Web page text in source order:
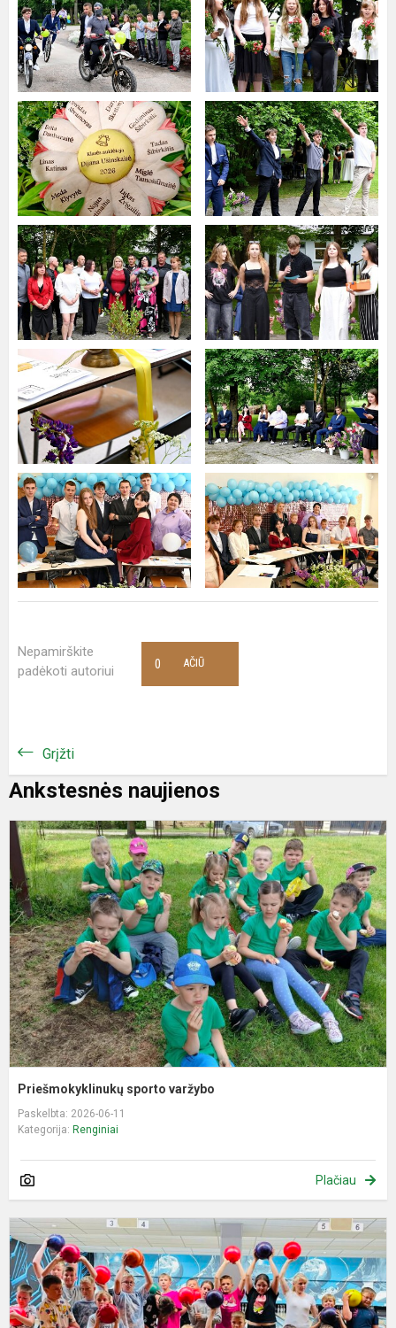
Nepamirškite
padėkoti autoriui
AČIŪ
0
Grįžti
Ankstesnės naujienos
Priešmokyklinukų sporto varžybo
Paskelbta: 2026-06-11
Kategorija: Renginiai
Plačiau